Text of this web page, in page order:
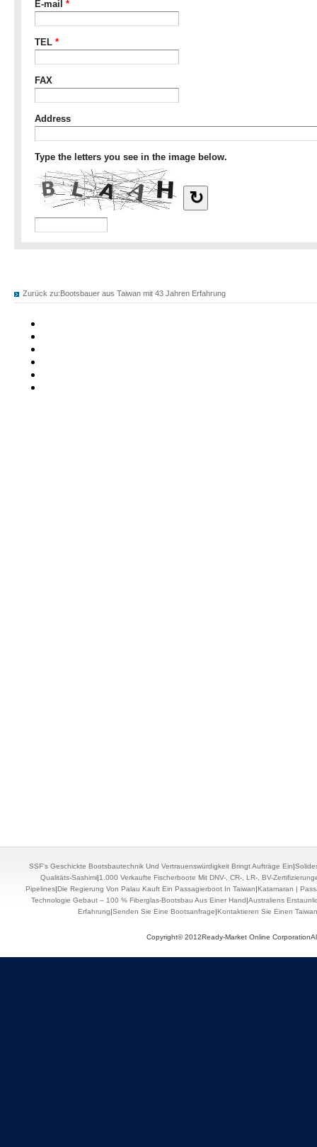
Zurück zu:Bootsbauer aus Taiwan mit 43 Jahren Erfahrung
SSF's Geschickte Bootsbautechnik Und Vertrauenswürdigkeit Bringt Aufträge Ein|
Qualitäts-Sashimi|1.000 Verkaufte Fischerboote Mit DNV-, CR-, LR-, BV-
Pipelines|Die Regierung Von Palau Kauft Ein Passagierboot In Taiwan|Katamaran |
Technologie Gebaut – 100 % Fiberglas-Bootsbau Aus Einer Hand|Australiens
Erfahrung|Senden Sie Eine Bootsanfrage|Kontaktieren Sie Einen
Copyright© 2012Ready-Market Online